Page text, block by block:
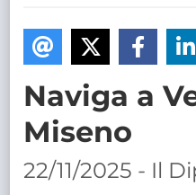
Naviga a
Miseno
22/11/2025 - Il